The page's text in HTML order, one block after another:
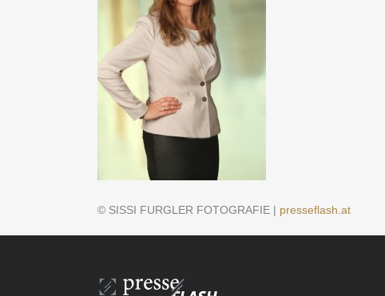
© SISSI FURGLER FOTOGRAFIE | presseflash.at